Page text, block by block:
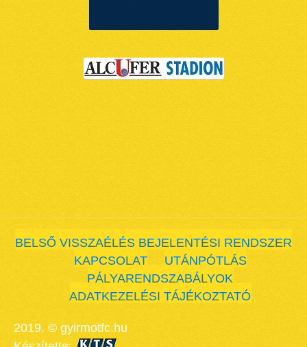
BELSŐ VISSZAÉLÉS BEJELENTÉSI RENDSZER
KAPCSOLAT
UTÁNPÓTLÁS
PÁLYARENDSZABÁLYOK
ADATKEZELÉSI TÁJÉKOZTATÓ
2019. © gyirmotfc.hu